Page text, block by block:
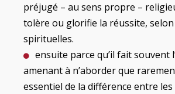
préjugé – au sens propre –
tolère ou glorifie la réussite,
spirituelles.
ensuite parce qu’il fait souvent
amenant à n’aborder que
essentiel de la différence entre les